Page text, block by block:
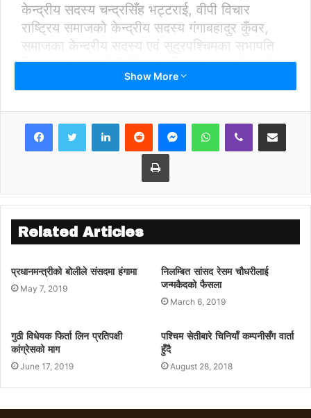
केन्द्रीय सदस्य चन्द्रसिँह भट्टराई, वीपी विचार
राष्ट्रिय समाजको केन्द्रीय सदस्य गंगाबहादुर कुँवर,
समाजका केन्द्रीय सदस्य एवं सुदुरपश्चिमका सभापति
विरबहादुर हमाल,वीपी विचार राष्ट्रिय समाज कैलालीका
सभापति जीवन श्रेष्ठ, नेपाली काँगे्रसका नेता जंग
कार्यक्रममा वीपी विचार राष्ट्रिय समाज क्षेत्र नंवर १
का उपसभापति नेत्र बहादुर रावलले स्वागत मन्तब्य
कोषाध्यक्ष गणेश बहादुर खड्काले आयब्यय विवरण
प्रस्तुत गरेको कार्यक्रमको सञ्चालन वीवी विचार
राष्ट्रिय समाजका आजिवन सदस्य हर्क बहादुर रावलले
गर्नुभएको बताइएको छ । कार्यक्रमका सहभागीहरुले
नेपाली काँगे्रसलाई बलियो बनाउन वीपी कोइरालाले
अमलम्बन गरेको नीति तथा सिद्धान्तलाई पार्टीले
अबलम्बन गर्नुपर्नेमा जोड दिएका थिए ।
Show More
LinkedInReddit MessengerWhatsAppViber Share via Email
Print
Related Articles
प्रधानमन्त्रीको बोलीले संसदमा हंगामा
May 7, 2019
निलम्बित सांसद रेसम चौधरीलाई
जन्मकैदको फैसला
March 6, 2019
गुठी विधेयक फिर्ता लिन प्रतिपक्षी
कांग्रेसको माग
June 17, 2019
पश्चिम सेतीबारे चिनियाँ कम्पनीसँग वार्ता
हुँदै
August 28, 2018